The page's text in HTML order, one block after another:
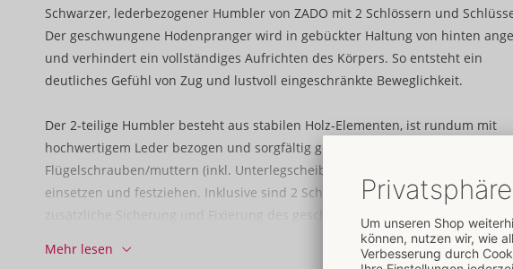
Schwarzer, lederbezogener Humbler von ZADO mit 2 Schlössern und
Der geschwungene Hodenpranger wird in gebückter Haltung von hinten
und verhindert ein vollständiges Aufrichten des Körpers. So entsteht ein
deutliches Gefühl von Zug und lustvoll eingeschränkte Beweglichkeit.
Der 2-teilige Humbler besteht aus stabilen Holz-Elementen, ist rundum mit
hochwertigem Leder bezogen und sorgfältig genietet. Die 2
Flügelschrauben/muttern (inkl. Unterlegscheiben) zum Verbinden lassen sich
einsetzen und festziehen. Inklusive sind 2 Schösser mit Schlüsseln für eine
zusätzliche Sicherung und Fixierung des geschlossenen Humblers. Jeweils
bietet ein Ring zusätzliche Spielmöglichkeiten z. B. für Fesseln, Ketten oder
(nicht beiliegend).
Mehr lesen